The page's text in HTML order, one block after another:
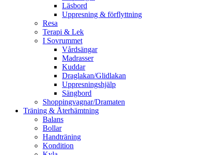
Läsbord
Uppresning & förflyttning
Resa
Terapi & Lek
I Sovrummet
Vårdsängar
Madrasser
Kuddar
Draglakan/Glidlakan
Uppresningshjälp
Sängbord
Shoppingvagnar/Dramaten
Träning & Återhämtning
Balans
Bollar
Handträning
Kondition